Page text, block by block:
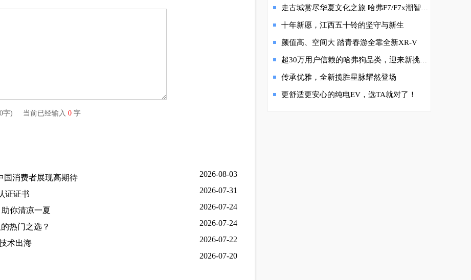
字) 当前已经输入 0 字
国消费者展现高期待 2026-08-03
证证书 2026-07-31
你清凉一夏 2026-07-24
热门之选？ 2026-07-24
术出海 2026-07-22
2026-07-20
走古城赏尽华夏文化之旅 哈弗F7/F7x潮智中国行燃爆朋友圈
十年新愿，江西五十铃的坚守与新生
颜值高、空间大 踏青春游全靠全新XR-V
超30万用户信赖的哈弗狗品类，迎来新挑战？捷途旅行者实力如何？
传承优雅，全新揽胜星脉耀然登场
更舒适更安心的纯电EV，选TA就对了！